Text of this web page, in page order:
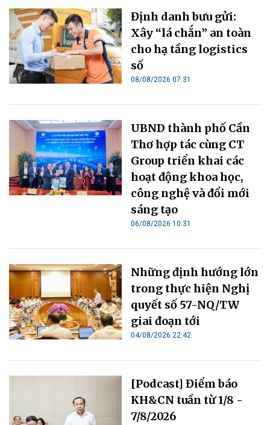
Định danh bưu gửi:
Xây “lá chắn” an toàn
cho hạ tầng logistics
số
08/08/2026 07:31
UBND thành phố Cần
Thơ hợp tác cùng CT
Group triển khai các
hoạt động khoa học,
công nghệ và đổi mới
sáng tạo
06/08/2026 10:31
Những định hướng lớn
trong thực hiện Nghị
quyết số 57-NQ/TW
giai đoạn tới
04/08/2026 22:42
[Podcast] Điểm báo
KH&CN tuần từ 1/8 -
7/8/2026